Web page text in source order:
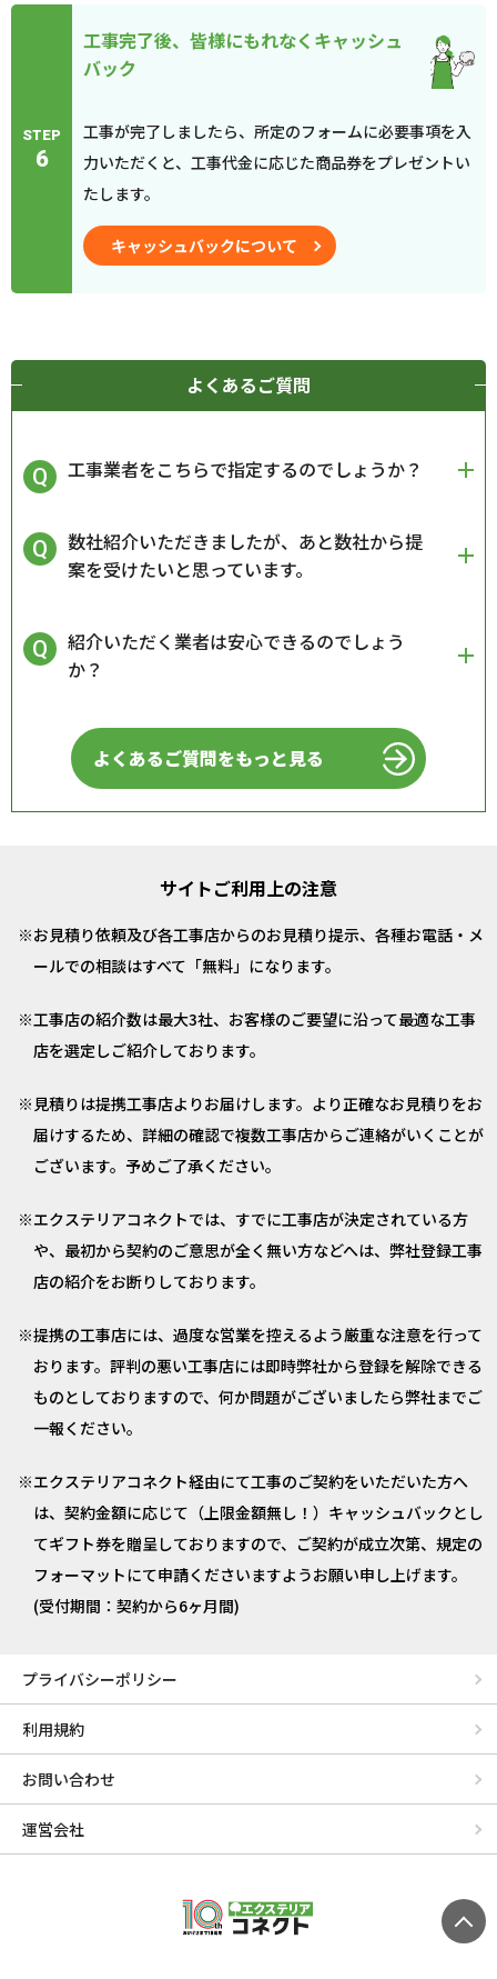
STEP
6
工事完了後、皆様にもれなくキャッシュ
バック
工事が完了しましたら、所定のフォームに必要事項を入
力いただくと、工事代金に応じた商品券をプレゼントい
たします。
キャッシュバックについて
よくあるご質問
工事業者をこちらで指定するのでしょうか？
数社紹介いただきましたが、あと数社から提
案を受けたいと思っています。
紹介いただく業者は安心できるのでしょう
か？
よくあるご質問をもっと見る
サイトご利用上の注意
お見積り依頼及び各工事店からのお見積り提示、各種お電話・メ
ールでの相談はすべて「無料」になります。
工事店の紹介数は最大3社、お客様のご要望に沿って最適な工事
店を選定しご紹介しております。
見積りは提携工事店よりお届けします。より正確なお見積りをお
届けするため、詳細の確認で複数工事店からご連絡がいくことが
ございます。予めご了承ください。
エクステリアコネクトでは、すでに工事店が決定されている方
や、最初から契約のご意思が全く無い方などへは、弊社登録工事
店の紹介をお断りしております。
提携の工事店には、過度な営業を控えるよう厳重な注意を行って
おります。評判の悪い工事店には即時弊社から登録を解除できる
ものとしておりますので、何か問題がございましたら弊社までご
一報ください。
エクステリアコネクト経由にて工事のご契約をいただいた方へ
は、契約金額に応じて（上限金額無し！）キャッシュバックとし
てギフト券を贈呈しておりますので、ご契約が成立次第、規定の
フォーマットにて申請くださいますようお願い申し上げます。
(受付期間：契約から6ヶ月間)
プライバシーポリシー
利用規約
お問い合わせ
運営会社